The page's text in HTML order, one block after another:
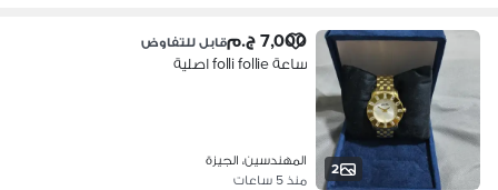
2
7,000 ج.م قابل للتفاوض
ساعة folli follie اصلية
المهندسين، الجيزة
منذ 5 ساعات